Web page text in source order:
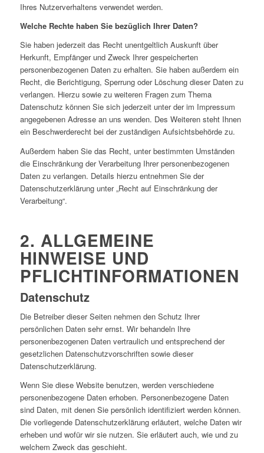
Ihres Nutzerverhaltens verwendet werden.
Welche Rechte haben Sie bezüglich Ihrer Daten?
Sie haben jederzeit das Recht unentgeltlich Auskunft über
Herkunft, Empfänger und Zweck Ihrer gespeicherten
personenbezogenen Daten zu erhalten. Sie haben außerdem ein
Recht, die Berichtigung, Sperrung oder Löschung dieser Daten zu
verlangen. Hierzu sowie zu weiteren Fragen zum Thema
Datenschutz können Sie sich jederzeit unter der im Impressum
angegebenen Adresse an uns wenden. Des Weiteren steht Ihnen
ein Beschwerderecht bei der zuständigen Aufsichtsbehörde zu.
Außerdem haben Sie das Recht, unter bestimmten Umständen
die Einschränkung der Verarbeitung Ihrer personenbezogenen
Daten zu verlangen. Details hierzu entnehmen Sie der
Datenschutzerklärung unter „Recht auf Einschränkung der
Verarbeitung“.
2. ALLGEMEINE
HINWEISE UND
PFLICHTINFORMATIONEN
Datenschutz
Die Betreiber dieser Seiten nehmen den Schutz Ihrer
persönlichen Daten sehr ernst. Wir behandeln Ihre
personenbezogenen Daten vertraulich und entsprechend der
gesetzlichen Datenschutzvorschriften sowie dieser
Datenschutzerklärung.
Wenn Sie diese Website benutzen, werden verschiedene
personenbezogene Daten erhoben. Personenbezogene Daten
sind Daten, mit denen Sie persönlich identifiziert werden können.
Die vorliegende Datenschutzerklärung erläutert, welche Daten wir
erheben und wofür wir sie nutzen. Sie erläutert auch, wie und zu
welchem Zweck das geschieht.